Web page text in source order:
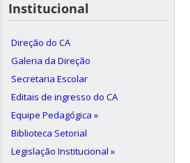
Institucional
Direção do CA
Galeria da Direção
Secretaria Escolar
Editais de ingresso do CA
Equipe Pedagógica »
Biblioteca Setorial
Legislação Institucional »